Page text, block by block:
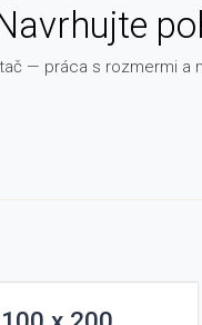
— práca s rozmermi a